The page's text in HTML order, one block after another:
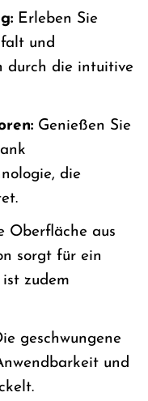
Erleben Sie
und
durch die intuitive
Genießen Sie
die
Oberfläche aus
sorgt für ein
zudem
geschwungene
und